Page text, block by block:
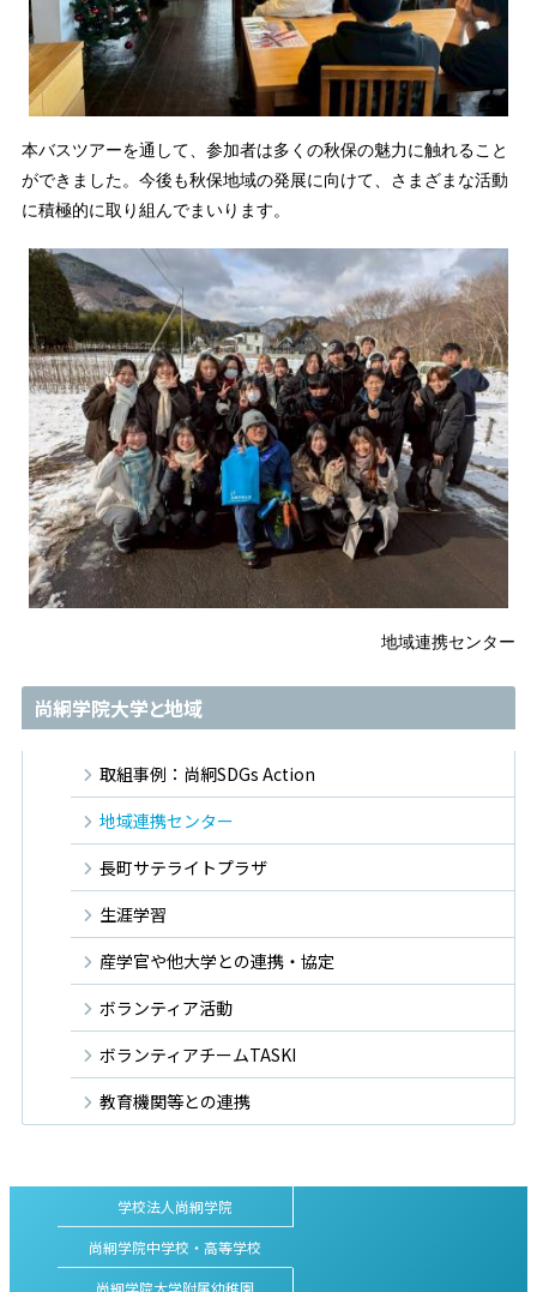
本バスツアーを通して、参加者は多くの秋保の魅力に触れること
ができました。今後も秋保地域の発展に向けて、さまざまな活動
に積極的に取り組んでまいります。
地域連携センター
尚絅学院大学と地域
取組事例：尚絅SDGs Action
地域連携センター
長町サテライトプラザ
生涯学習
産学官や他大学との連携・協定
ボランティア活動
ボランティアチームTASKI
教育機関等との連携
学校法人尚絅学院
尚絅学院中学校・高等学校
尚絅学院大学附属幼稚園